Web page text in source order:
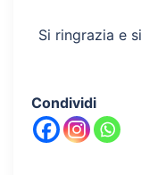
Si ringrazia e
Condividi